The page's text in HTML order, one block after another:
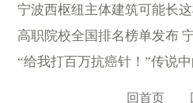
宁波西枢纽主体建筑可能长这
高职院校全国排名榜单发布
回首页